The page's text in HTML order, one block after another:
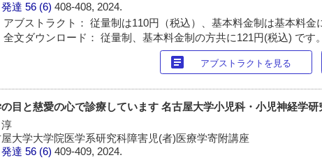
達 56 (6)408-408, 2024.
アブストラクト： 従量制は110円（税込）、基本料金制は基本料金
全文ダウンロード： 従量制、基本料金制の方共に121円(税込) です。
article アブストラクトを見る
目と慈愛の心で診療しています 名古屋大学小児科・小児神経学研
大学大学院医学系研究科障害児(者)医療学寄附講座
達 56 (6)409-409, 2024.